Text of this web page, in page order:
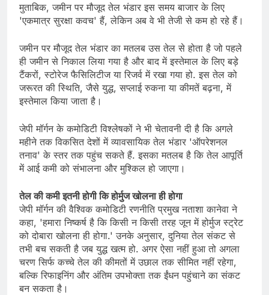
मुताबिक, जमीन पर मौजूद तेल भंडार इस समय बाजार के लिए
'एकमात्र सुरक्षा कवच' हैं, लेकिन अब वे भी तेजी से कम हो रहे हैं।
जमीन पर मौजूद तेल भंडार का मतलब उस तेल से होता है जो पहले
ही जमीन से निकाल लिया गया है और बाद में इस्तेमाल के लिए बड़े
टैंकरों, स्टोरेज फैसिलिटीज या रिजर्व में रखा गया हो. इस तेल को
जरूरत की स्थिति, जैसे युद्ध, सप्लाई रुकना या कीमतें बढ़ना, में
इस्तेमाल किया जाता है।
जेपी मॉर्गन के कमोडिटी विश्लेषकों ने भी चेतावनी दी है कि अगले
महीने तक विकसित देशों में व्यावसायिक तेल भंडार 'ऑपरेशनल
तनाव' के स्तर तक पहुंच सकते हैं. इसका मतलब है कि तेल आपूर्ति
में आई कमी को संभालना और मुश्किल हो जाएगा।
तेल की कमी इतनी होगी कि होर्मुज खोलना ही होगा
जेपी मॉर्गन की वैश्विक कमोडिटी रणनीति प्रमुख नताशा कानेवा ने
कहा, 'हमारा निष्कर्ष है कि किसी न किसी तरह जून में होर्मुज स्ट्रेट
को दोबारा खोलना ही होगा.' उनके अनुसार, दुनिया तेल संकट से
तभी बच सकती है जब युद्ध खत्म हो. अगर ऐसा नहीं हुआ तो अगला
चरण सिर्फ कच्चे तेल की कीमतों में उछाल तक सीमित नहीं रहेगा,
बल्कि रिफाइनिंग और अंतिम उपभोक्ता तक ईंधन पहुंचाने का संकट
बन सकता है।